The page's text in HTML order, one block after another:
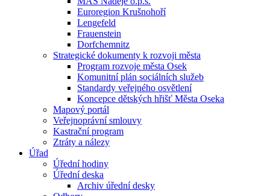
Euroregion Krušnohoří
Lengefeld
Frauenstein
Dorfchemnitz
Strategické dokumenty k rozvoji města
Program rozvoje města Osek
Komunitní plán sociálních služeb
Standardy veřejného osvětlení
Koncepce dětských hřišť Města Oseka
Mapový portál
Veřejnoprávní smlouvy
Kastrační program
Ztráty a nálezy
Úřad
Úřední hodiny
Úřední deska
Archiv úřední desky